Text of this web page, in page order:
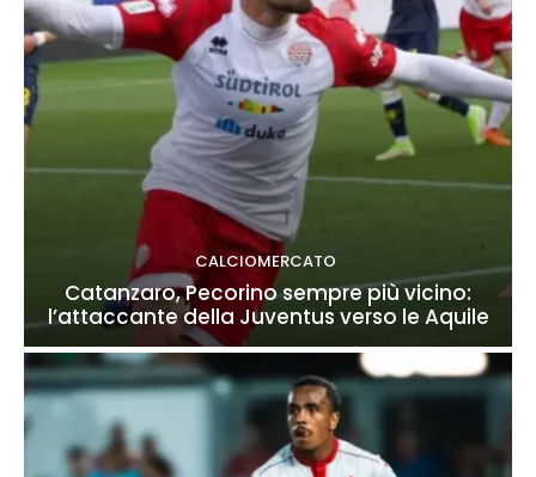
CALCIOMERCATO
Catanzaro, Pecorino sempre più vicino:
l’attaccante della Juventus verso le Aquile